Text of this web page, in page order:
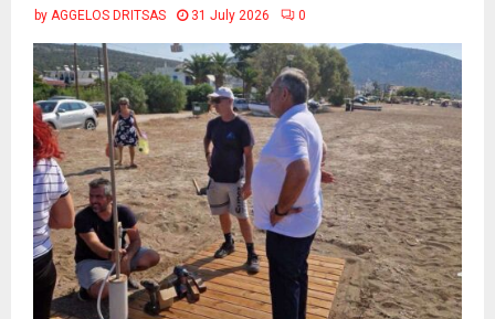
by AGGELOS DRITSAS 31 July 2026 0